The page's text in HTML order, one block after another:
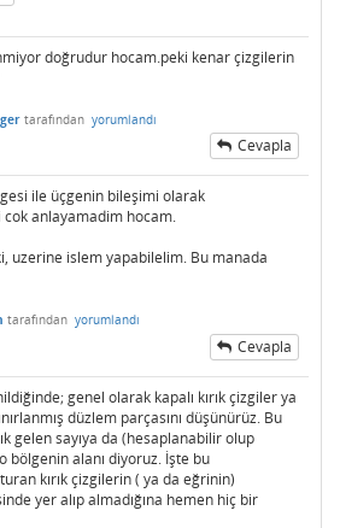
doğrudur hocam.peki kenar çizgilerin
tarafından yorumlandı
Cevapla
ile üçgenin bileşimi olarak
cok anlayamadim hocam.
uzerine islem yapabilelim. Bu manada
tarafından yorumlandı
Cevapla
genel olarak kapalı kırık çizgiler ya
düzlem parçasını düşünürüz. Bu
gelen sayıya da (hesaplanabilir olup
bölgenin alanı diyoruz. İşte bu
kırık çizgilerin ( ya da eğrinin)
yer alıp almadığına hemen hiç bir